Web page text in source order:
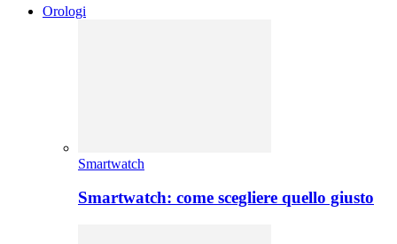
Orologi
Smartwatch
Smartwatch: come scegliere quello giusto